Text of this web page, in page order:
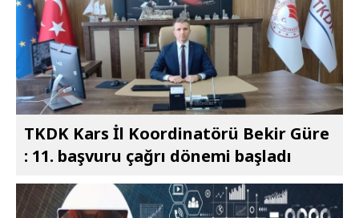
TKDK Kars İl Koordinatörü Bekir Güre
: 11. başvuru çağrı dönemi başladı